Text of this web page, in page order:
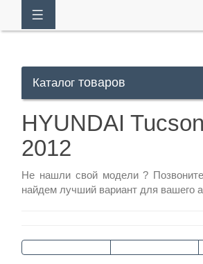
113-
Каталог товаров
HYUNDAI
2012
Не нашли свой модели ? Позвоните
найдем лучший вариант для вашего